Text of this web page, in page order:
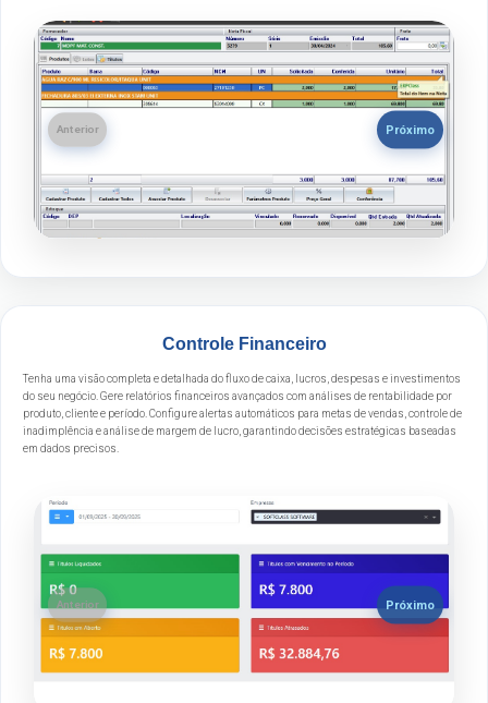
Anterior Próximo
Controle Financeiro
Tenha uma visão completa e detalhada do fluxo de caixa, lucros, despesas e investimentos
do seu negócio. Gere relatórios financeiros avançados com análises de rentabilidade por
produto, cliente e período. Configure alertas automáticos para metas de vendas, controle de
inadimplência e análise de margem de lucro, garantindo decisões estratégicas baseadas
em dados precisos.
Anterior Próximo